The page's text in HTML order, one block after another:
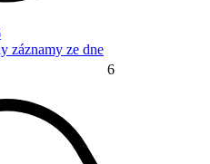
záznamy ze dne
6